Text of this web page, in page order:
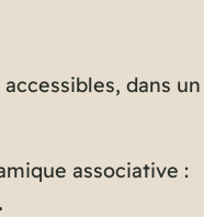
dans un
associative :